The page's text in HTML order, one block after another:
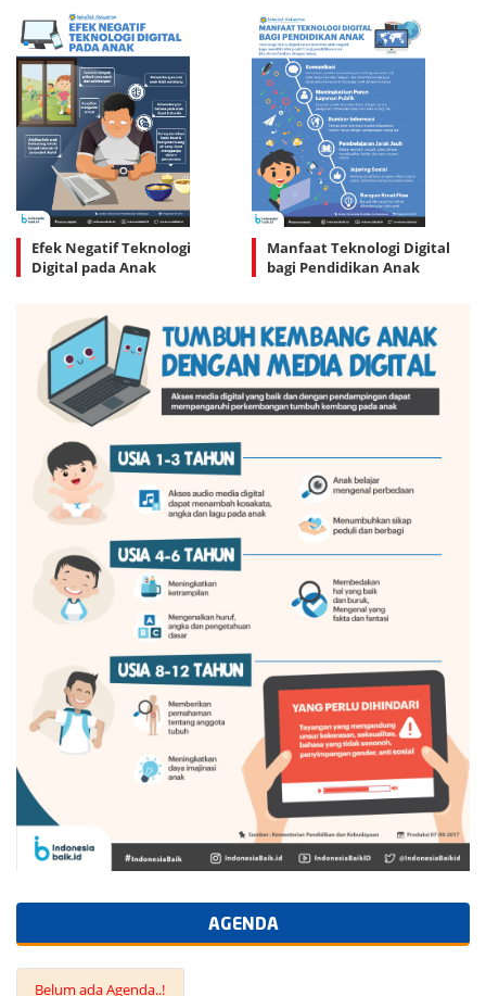
Efek Negatif Teknologi
Digital pada Anak
Manfaat Teknologi Digital
bagi Pendidikan Anak
AGENDA
Belum ada Agenda..!